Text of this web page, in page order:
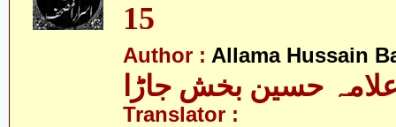
15
Author : Allama Hussain
حسین بخش جاڑا
Translator :